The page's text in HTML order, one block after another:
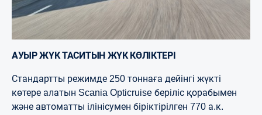
АУЫР ЖҮК ТАСИТЫН ЖҮК КӨЛІКТЕРІ
Стандартты режимде 250 тоннаға дейінгі жүкті
көтере алатын Scania Opticruise беріліс қорабымен
және автоматты ілінісумен біріктірілген 770 а.к.